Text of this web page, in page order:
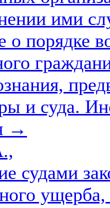
ими
о порядке
и суда.
→
судами